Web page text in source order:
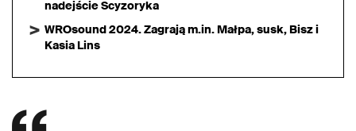
nadejście Scyzoryka
WROsound 2024. Zagrają m.in. Małpa, susk, Bisz i
Kasia Lins